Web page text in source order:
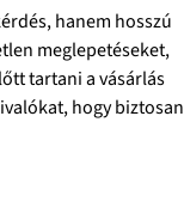
hanem hosszú
meglepetéseket,
tartani a vásárlás
hogy biztosan